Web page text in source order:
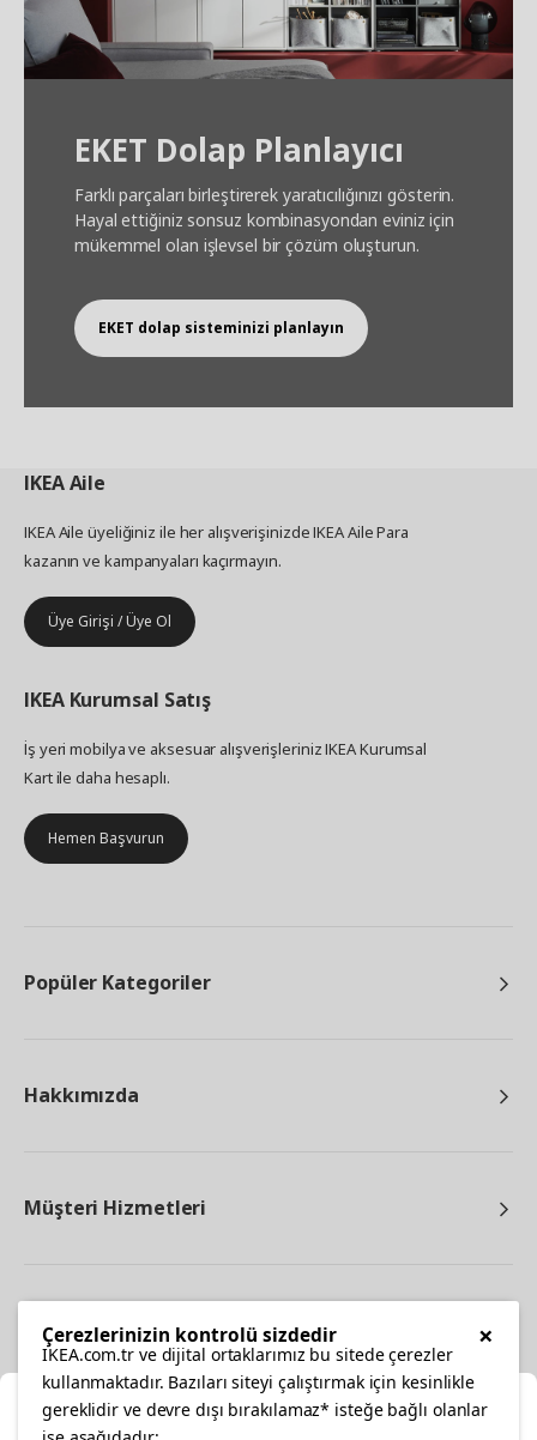
EKET Dolap Planlayıcı
Farklı parçaları birleştirerek yaratıcılığınızı gösterin.
Hayal ettiğiniz sonsuz kombinasyondan eviniz için
mükemmel olan işlevsel bir çözüm oluşturun.
EKET dolap sisteminizi planlayın
IKEAAile
IKEA Aile üyeliğiniz ile her alışverişinizde IKEA Aile Para
kazanın ve kampanyaları kaçırmayın.
Üye Girişi / Üye Ol
IKEA Kurumsal Satış
İş yeri mobilya ve aksesuar alışverişleriniz IKEA Kurumsal
Kart ile daha hesaplı.
Hemen Başvurun
Popüler Kategoriler
Hakkımızda
Müşteri Hizmetleri
×
Çerezlerinizin kontrolü sizdedir
IKEA.com.tr ve dijital ortaklarımız bu sitede çerezler
kullanmaktadır. Bazıları siteyi çalıştırmak için kesinlikle
gereklidir ve devre dışı bırakılamaz* isteğe bağlı olanlar